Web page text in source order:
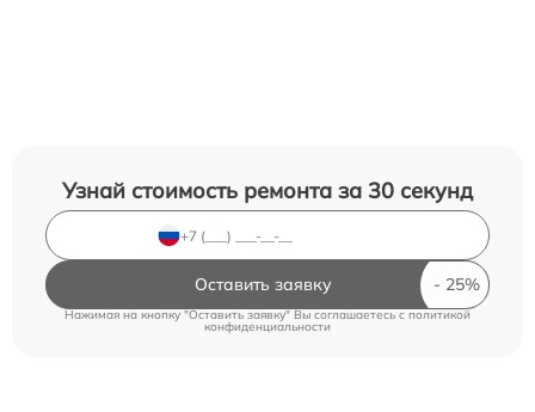
Узнай стоимость ремонта за 30 секунд
Оставить заявку
Нажимая на кнопку "Оставить заявку" Вы соглашаетесь cполитикой
конфиденциальности